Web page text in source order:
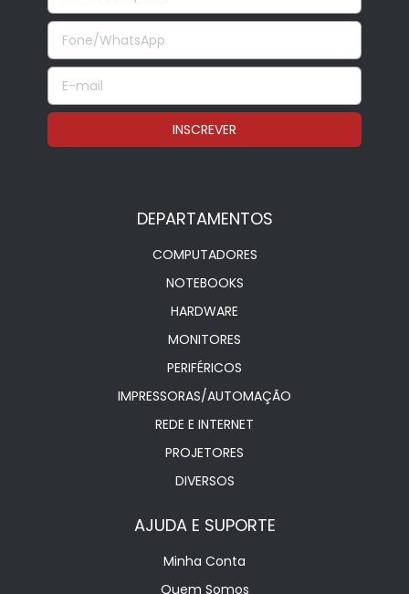
DEPARTAMENTOS
COMPUTADORES
NOTEBOOKS
HARDWARE
MONITORES
PERIFÉRICOS
IMPRESSORAS/AUTOMAÇÃO
REDE E INTERNET
PROJETORES
DIVERSOS
AJUDA E SUPORTE
Minha Conta
Quem Somos